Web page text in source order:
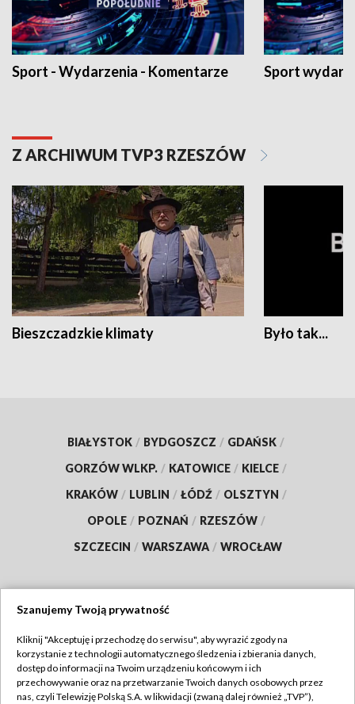
Sport - Wydarzenia - Komentarze Sport
Z ARCHIWUM TVP3 RZESZÓW
Bieszczadzkie klimaty Było tak...
BIAŁYSTOK / BYDGOSZCZ / GDAŃSK /
GORZÓW WLKP. / KATOWICE / KIELCE /
KRAKÓW / LUBLIN / ŁÓDŹ / OLSZTYN /
OPOLE / POZNAŃ / RZESZÓW /
SZCZECIN / WARSZAWA / WROCŁAW
TVP
Abonament TVP
Regulamin TVP
Szanujemy Twoją prywatność
Kliknij "Akceptuję i przechodzę do serwisu", aby wyrazić zgody na
korzystanie z technologii automatycznego śledzenia i zbierania danych,
dostęp do informacji na Twoim urządzeniu końcowym i ich
przechowywanie oraz na przetwarzanie Twoich danych osobowych przez
nas, czyli Telewizję Polską S.A. w likwidacji (zwaną dalej również „TVP”),